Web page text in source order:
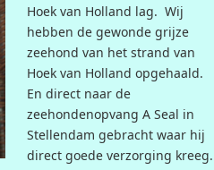
Hoek van Holland lag. Wij
hebben de gewonde grijze
zeehond van het strand van
Hoek van Holland opgehaald.
En direct naar de
zeehondenopvang A Seal in
Stellendam gebracht waar hij
direct goede verzorging kreeg.